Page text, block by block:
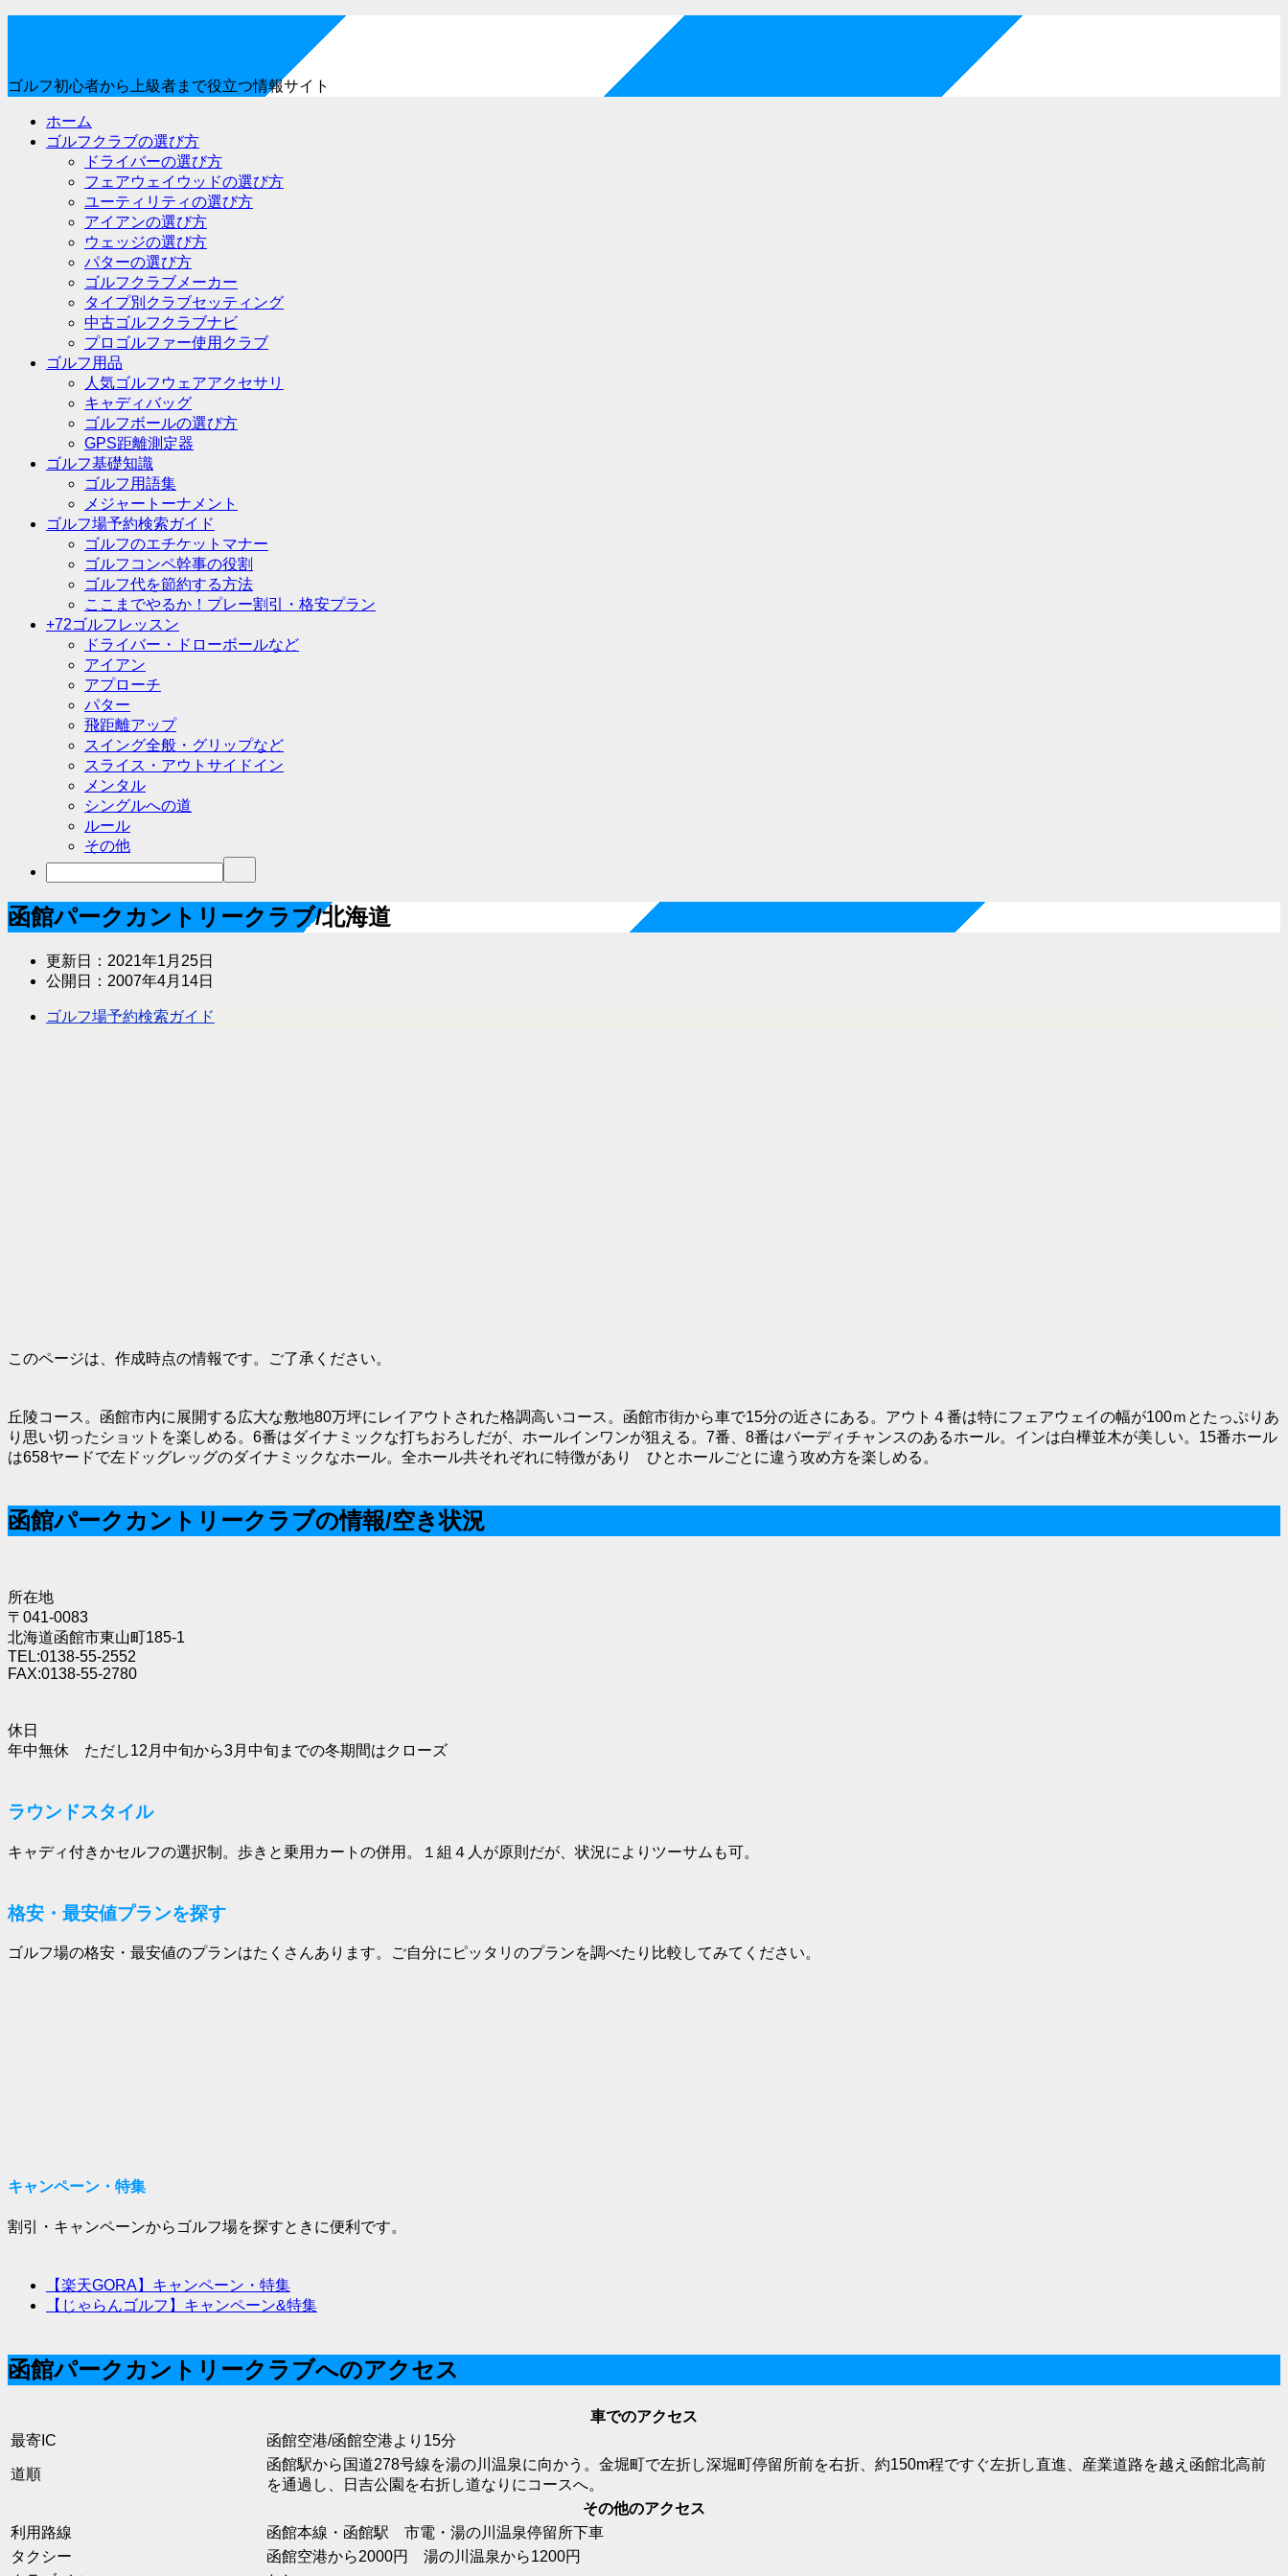
ゴルフ初心者から上級者まで役立つ情報サイト
ホーム
ゴルフクラブの選び方
ドライバーの選び方
フェアウェイウッドの選び方
ユーティリティの選び方
アイアンの選び方
ウェッジの選び方
パターの選び方
ゴルフクラブメーカー
タイプ別クラブセッティング
中古ゴルフクラブナビ
プロゴルファー使用クラブ
ゴルフ用品
人気ゴルフウェアアクセサリ
キャディバッグ
ゴルフボールの選び方
GPS距離測定器
ゴルフ基礎知識
ゴルフ用語集
メジャートーナメント
ゴルフ場予約検索ガイド
ゴルフのエチケットマナー
ゴルフコンペ幹事の役割
ゴルフ代を節約する方法
ここまでやるか！プレー割引・格安プラン
+72ゴルフレッスン
ドライバー・ドローボールなど
アイアン
アプローチ
パター
飛距離アップ
スイング全般・グリップなど
スライス・アウトサイドイン
メンタル
シングルへの道
ルール
その他
函館パークカントリークラブ/北海道
更新日： 2021年1月25日
公開日： 2007年4月14日
ゴルフ場予約検索ガイド
このページは、作成時点の情報です。ご了承ください。
丘陵コース。函館市内に展開する広大な敷地80万坪にレイアウトされた格調高いコース。函館市街から車で15分の近さにある。アウト４番は特にフェアウェイの幅が100ｍとたっぷりあ
り思い切ったショットを楽しめる。6番はダイナミックな打ちおろしだが、ホールインワンが狙える。7番、8番はバーディチャンスのあるホール。インは白樺並木が美しい。15番ホール
は658ヤードで左ドッグレッグのダイナミックなホール。全ホール共それぞれに特徴があり ひとホールごとに違う攻め方を楽しめる。
函館パークカントリークラブの情報/空き状況
所在地
〒041-0083
北海道函館市東山町185-1
TEL:0138-55-2552
FAX:0138-55-2780
休日
年中無休 ただし12月中旬から3月中旬までの冬期間はクローズ
ラウンドスタイル
キャディ付きかセルフの選択制。歩きと乗用カートの併用。１組４人が原則だが、状況によりツーサムも可。
格安・最安値プランを探す
ゴルフ場の格安・最安値のプランはたくさんあります。ご自分にピッタリのプランを調べたり比較してみてください。
キャンペーン・特集
割引・キャンペーンからゴルフ場を探すときに便利です。
【楽天GORA】キャンペーン・特集
【じゃらんゴルフ】キャンペーン&特集
函館パークカントリークラブへのアクセス
車でのアクセス
最寄IC
函館空港/函館空港より15分
道順
函館駅から国道278号線を湯の川温泉に向かう。金堀町で左折し深堀町停留所前を右折、約150m程ですぐ左折し直進、産業道路を越え函館北高前
を通過し、日吉公園を右折し道なりにコースへ。
その他のアクセス
利用路線
函館本線・函館駅 市電・湯の川温泉停留所下車
タクシー
函館空港から2000円 湯の川温泉から1200円